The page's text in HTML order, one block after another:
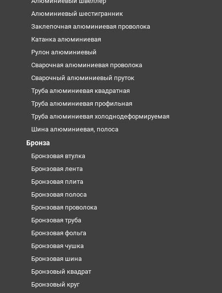
Алюминиевый шестигранник
Заклепочная алюминиевая проволока
Катанка алюминиевая
Рулон алюминиевый
Сварочная алюминиевая проволока
Сварочный алюминиевый пруток
Труба алюминиевая квадратная
Труба алюминиевая профильная
Труба алюминиевая холоднодеформируемая
Шина алюминиевая, полоса
Бронза
Бронзовая втулка
Бронзовая лента
Бронзовая плита
Бронзовая полоса
Бронзовая проволока
Бронзовая труба
Бронзовая фольга
Бронзовая чушка
Бронзовая шина
Бронзовый квадрат
Бронзовый круг